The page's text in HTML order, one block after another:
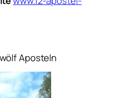
Aposteln